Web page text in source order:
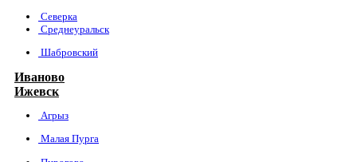
Северка
Среднеуральск
Шабровский
Иваново
Ижевск
Агрыз
Малая Пурга